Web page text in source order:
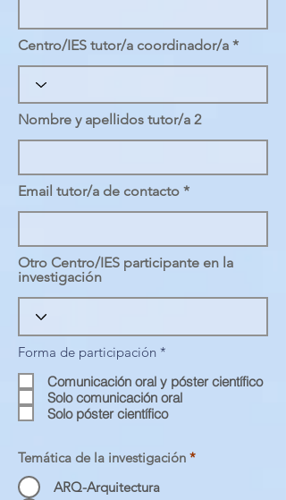
Centro/IES tutor/a coordinador/a
Nombre y apellidos tutor/a 2
Email tutor/a de contacto
Otro Centro/IES participante en la
investigación
Forma de participación *
l
i
g
a
r
Comunicación oral y póster científico
Solo comunicación oral
Solo póster científico
Temática de la investigación *
ARQ-Arquitectura